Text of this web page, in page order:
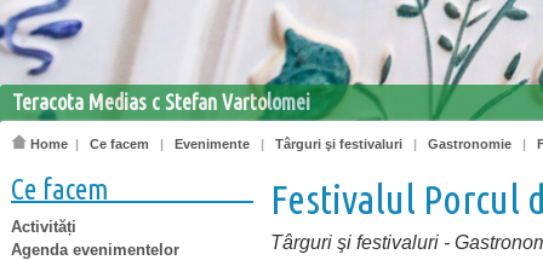
Teracota Medias c Stefan Vartolomei
Home | Ce facem | Evenimente | Târguri şi festivaluri | Gastronomie |
Ce facem
Activități
Agenda evenimentelor
Festivalul Porcul
Târguri şi festivaluri -